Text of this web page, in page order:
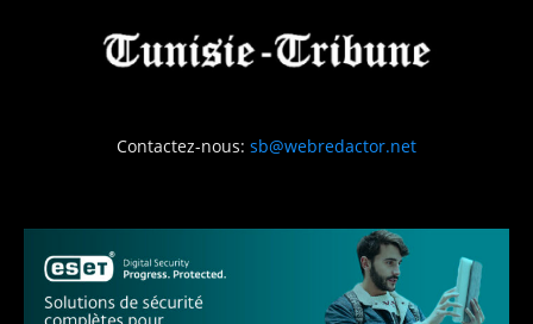
Contactez-nous: sb@webredactor.net